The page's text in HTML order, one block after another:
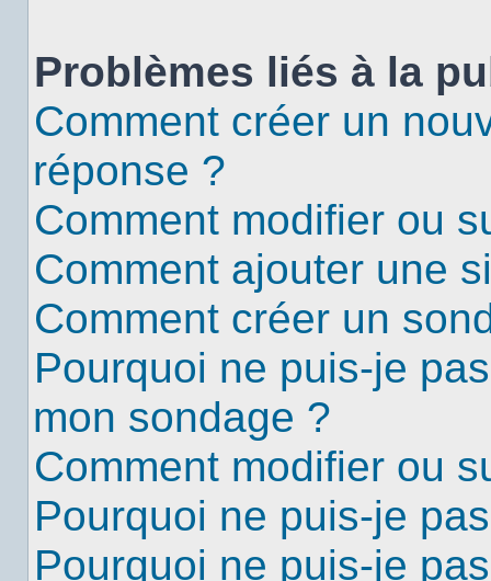
Problèmes liés à la
Comment créer un
réponse ?
Comment modifier ou
Comment ajouter une
Comment créer un
Pourquoi ne puis-je
mon sondage ?
Comment modifier ou
Pourquoi ne puis-je
Pourquoi ne puis-je